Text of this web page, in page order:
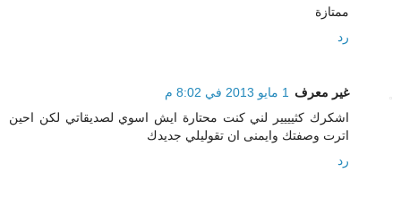
ممتازة
رد
غير معرف 1 مايو 2013 في 8:02 م
اشكرك كثيييير لني كنت محتارة ايش اسوي لصديقاتي لكن احين
اترت وصفتك وايمنى ان تقوليلي جديدك
رد